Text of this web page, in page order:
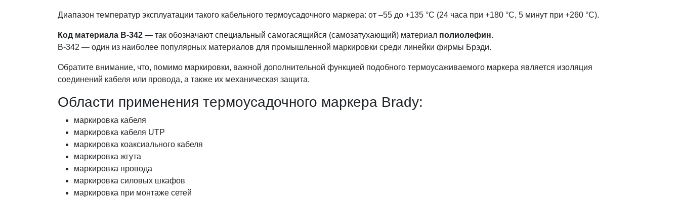
Диапазон температур эксплуатации такого кабельного термоусадочного маркера: от –55 до +135 °С (24 часа при +180 °С, 5 минут при +260 °С).
Код материала B-342 — так обозначают специальный самогасящийся (самозатухающий) материал полиолефин.
B-342 — один из наиболее популярных материалов для промышленной маркировки среди линейки фирмы Брэди.
Обратите внимание, что, помимо маркировки, важной дополнительной функцией подобного термоусаживаемого маркера является изоляция
соединений кабеля или провода, а также их механическая защита.
Области применения термоусадочного маркера Brady:
маркировка кабеля
маркировка кабеля UTP
маркировка коаксиального кабеля
маркировка жгута
маркировка провода
маркировка силовых шкафов
маркировка при монтаже сетей